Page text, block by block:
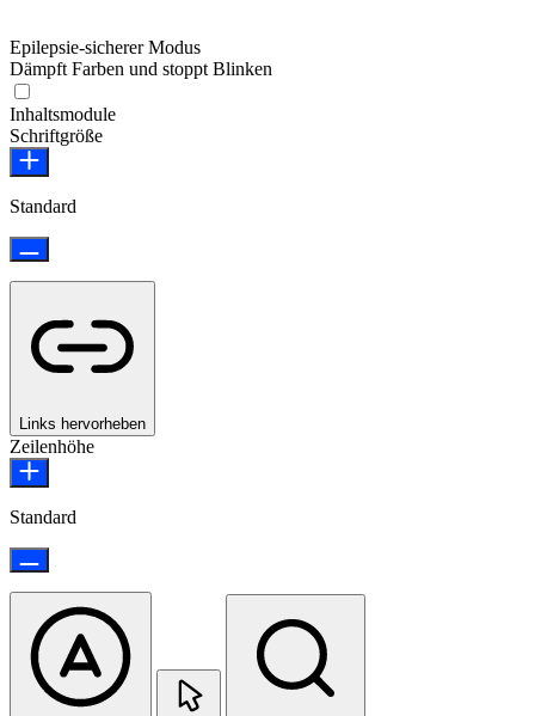
Epilepsie-sicherer Modus
Dämpft Farben und stoppt Blinken
Inhaltsmodule
Schriftgröße
Standard
Links hervorheben
Zeilenhöhe
Standard